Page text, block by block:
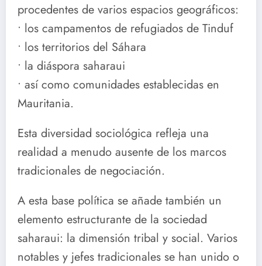
procedentes de varios espacios geográficos:
• los campamentos de refugiados de Tinduf
• los territorios del Sáhara
• la diáspora saharaui
• así como comunidades establecidas en
Mauritania.
Esta diversidad sociológica refleja una
realidad a menudo ausente de los marcos
tradicionales de negociación.
A esta base política se añade también un
elemento estructurante de la sociedad
saharaui: la dimensión tribal y social. Varios
notables y jefes tradicionales se han unido o